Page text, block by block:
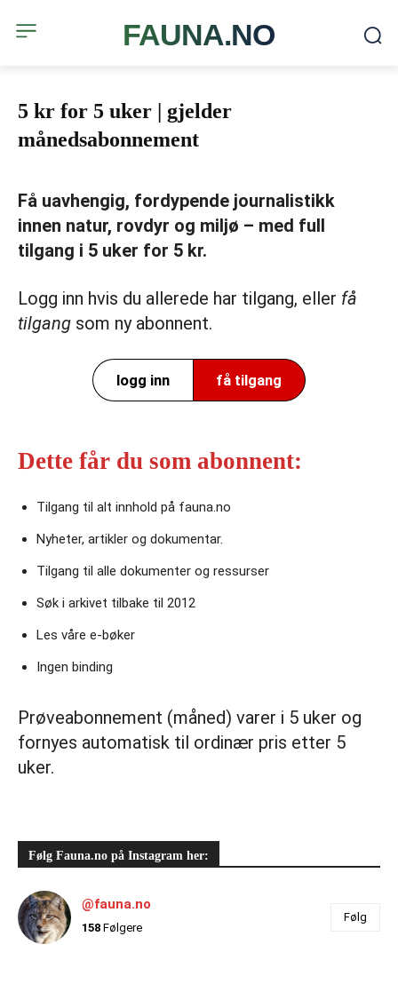
FAUNA.NO
5 kr for 5 uker | gjelder
månedsabonnement
Få uavhengig, fordypende journalistikk
innen natur, rovdyr og miljø – med full
tilgang i 5 uker for 5 kr.
Logg inn hvis du allerede har tilgang, eller få
tilgang som ny abonnent.
logg inn få tilgang
Dette får du som abonnent:
Tilgang til alt innhold på fauna.no
Nyheter, artikler og dokumentar.
Tilgang til alle dokumenter og ressurser
Søk i arkivet tilbake til 2012
Les våre e‑bøker
Ingen binding
Prøveabonnement (måned) varer i 5 uker og
fornyes automatisk til ordinær pris etter 5
uker.
Følg Fauna.no på Instagram her:
@fauna.no
158 Følgere
Følg